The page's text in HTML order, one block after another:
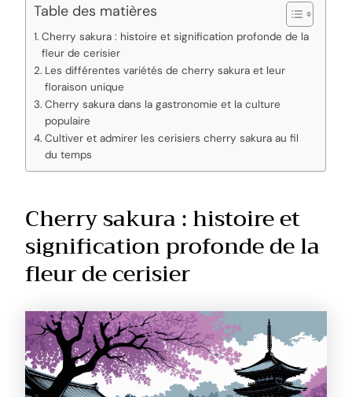
Table des matières
Cherry sakura : histoire et signification profonde de la
fleur de cerisier
Les différentes variétés de cherry sakura et leur
floraison unique
Cherry sakura dans la gastronomie et la culture
populaire
Cultiver et admirer les cerisiers cherry sakura au fil
du temps
Cherry sakura : histoire et
signification profonde de la
fleur de cerisier